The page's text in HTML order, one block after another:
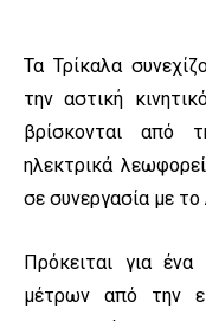
Τα Τρίκαλα
την αστική
βρίσκονται από
ηλεκτρικά
σε συνεργασία με
Πρόκειται για
μέτρων από την